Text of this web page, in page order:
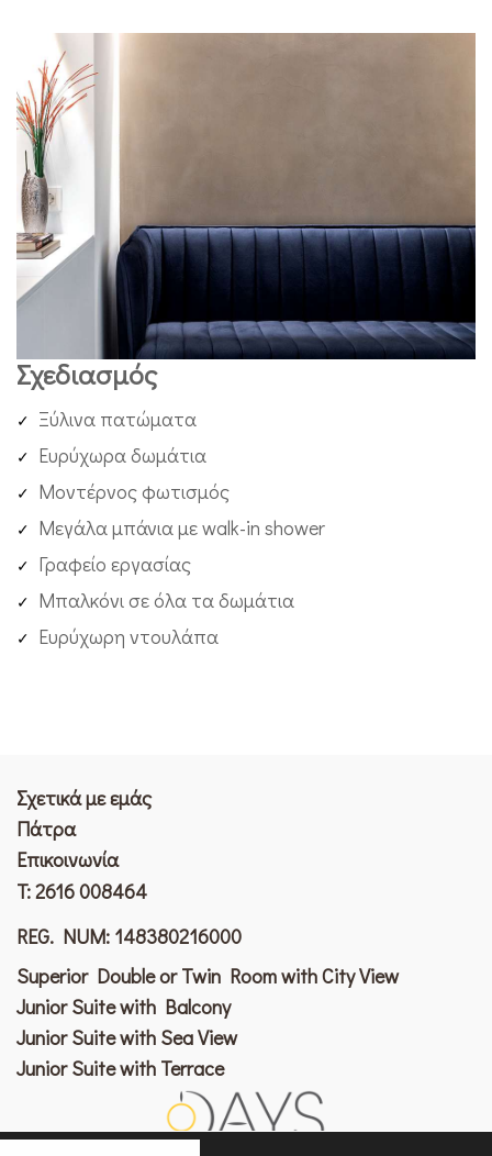
Σχεδιασμός
Ξύλινα πατώματα
Ευρύχωρα δωμάτια
Μοντέρνος φωτισμός
Μεγάλα μπάνια με walk-in shower
Γραφείο εργασίας
Μπαλκόνι σε όλα τα δωμάτια
Ευρύχωρη ντουλάπα
Σχετικά με εμάς
Πάτρα
Επικοινωνία
T:2616 008464
REG. NUM: 148380216000
Superior Double or Twin Room with City View
Junior Suite with Balcony
Junior Suite with Sea View
Junior Suite with Terrace